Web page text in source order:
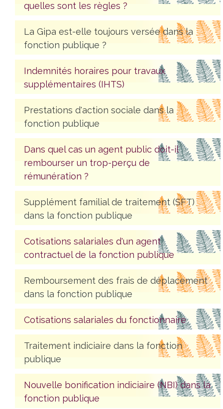
quelles sont les règles ?
La Gipa est-elle toujours versée dans la
fonction publique ?
Indemnités horaires pour travaux
supplémentaires (IHTS)
Prestations d'action sociale dans la
fonction publique
Dans quel cas un agent public doit-il
rembourser un trop-perçu de
rémunération ?
Supplément familial de traitement (SFT)
dans la fonction publique
Cotisations salariales d'un agent
contractuel de la fonction publique
Remboursement des frais de déplacement
dans la fonction publique
Cotisations salariales du fonctionnaire
Traitement indiciaire dans la fonction
publique
Nouvelle bonification indiciaire (NBI) dans la
fonction publique